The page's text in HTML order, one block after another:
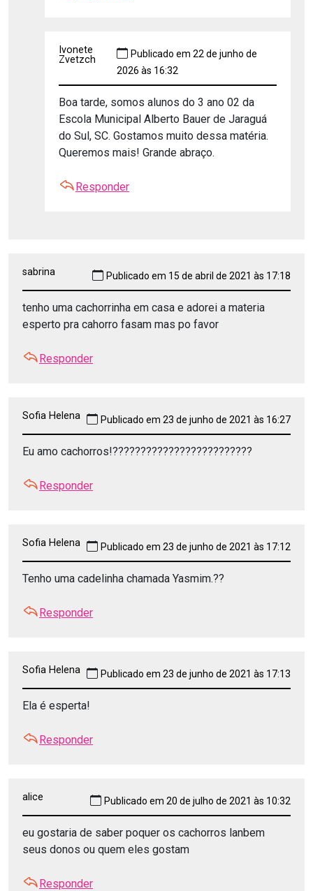
Ivonete
Zvetzch
Publicado em 22 de junho de
2026 às 16:32
Boa tarde, somos alunos do 3 ano 02 da
Escola Municipal Alberto Bauer de Jaraguá
do Sul, SC. Gostamos muito dessa matéria.
Queremos mais! Grande abraço.
Responder
sabrina Publicado em 15 de abril de 2021 às 17:18
tenho uma cachorrinha em casa e adorei a materia
esperto pra cahorro fasam mas po favor
Responder
Sofia Helena Publicado em 23 de junho de 2021 às 16:27
Eu amo cachorros!?????????????????????????
Responder
Sofia Helena Publicado em 23 de junho de 2021 às 17:12
Tenho uma cadelinha chamada Yasmim.??
Responder
Sofia Helena Publicado em 23 de junho de 2021 às 17:13
Ela é esperta!
Responder
alice Publicado em 20 de julho de 2021 às 10:32
eu gostaria de saber poquer os cachorros lanbem
seus donos ou quem eles gostam
Responder